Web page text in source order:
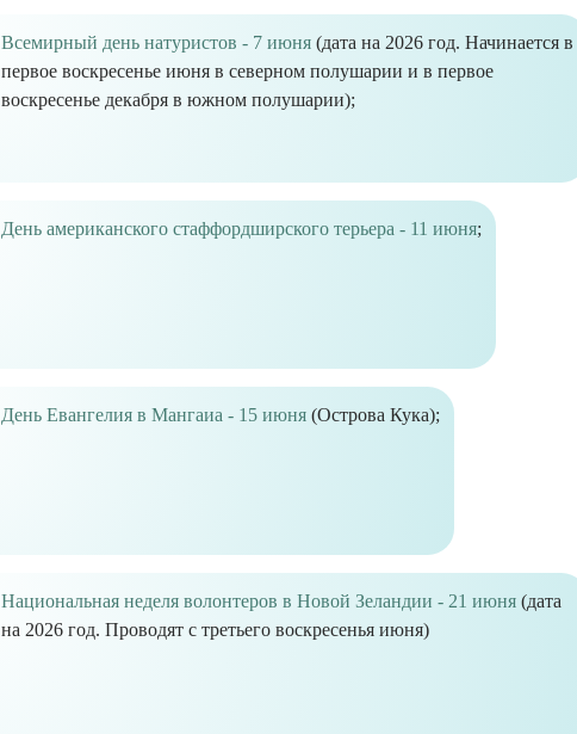
Всемирный день натуристов - 7 июня (дата на 2026 год. Начинается в
первое воскресенье июня в северном полушарии и в первое
воскресенье декабря в южном полушарии);
День американского стаффордширского терьера - 11 июня;
День Евангелия в Мангаиа - 15 июня (Острова Кука);
Национальная неделя волонтеров в Новой Зеландии - 21 июня (дата
на 2026 год. Проводят с третьего воскресенья июня)